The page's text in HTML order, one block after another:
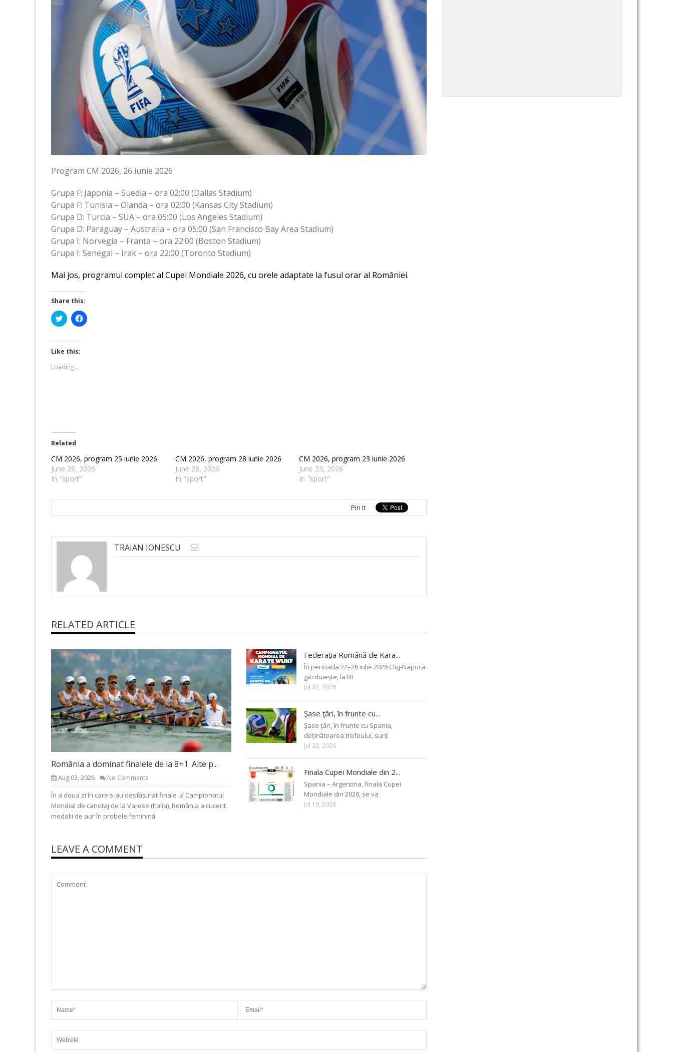
Program CM 2026, 26 iunie 2026
Grupa F: Japonia – Suedia – ora 02:00 (Dallas Stadium)
Grupa F: Tunisia – Olanda – ora 02:00 (Kansas City Stadium)
Grupa D: Turcia – SUA – ora 05:00 (Los Angeles Stadium)
Grupa D: Paraguay – Australia – ora 05:00 (San Francisco Bay Area Stadium)
Grupa I: Norvegia – Franța – ora 22:00 (Boston Stadium)
Grupa I: Senegal – Irak – ora 22:00 (Toronto Stadium)
Mai jos, programul complet al Cupei Mondiale 2026, cu orele adaptate la fusul orar al României.
Share this:
Click
to
Twitter
(Opens
in
new
window)
Click
to
Like this:
Loading...
Related
CM 2026, program 25 iunie 2026
June 25, 2026
In "sport"
CM 2026, program 28 iunie 2026
June 28, 2026
In "sport"
CM 2026, program 23 iunie 2026
June 23, 2026
In "sport"
Pin It
TRAIAN IONESCU
RELATED ARTICLE
România a dominat finalele de la 8+1. Alte p...
Aug 03, 2026 No Comments
În a doua zi în care s-au desfășurat finale la Campionatul
Mondial de canotaj de la Varese (Italia), România a cucerit
medalii de aur în probele feminină
Federația Română de Kara...
În perioada 22–26 iulie 2026 Cluj-Napoca
găzduiește, la BT
Jul 22, 2026
Şase ţări, în frunte cu...
Şase ţări, în frunte cu Spania,
deţinătoarea trofeului, sunt
Jul 22, 2026
Finala Cupei Mondiale din 2...
Spania – Argentina, finala Cupei
Mondiale din 2026, se va
Jul 19, 2026
LEAVE A COMMENT